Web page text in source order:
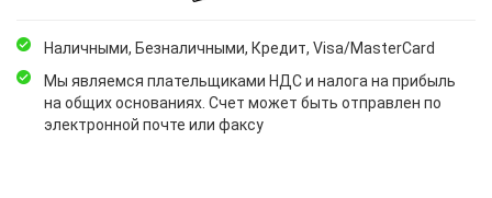
Наличными, Безналичными, Кредит, Visa/MasterCard
Мы являемся плательщиками НДС и налога на прибыль
на общих основаниях. Счет может быть отправлен по
электронной почте или факсу